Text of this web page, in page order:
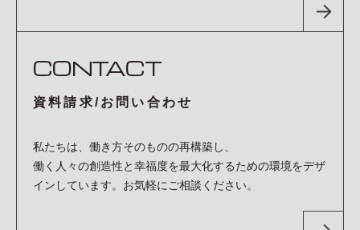
CONTACT
資料請求/お問い合わせ
私たちは、働き方そのものの再構築し、
働く人々の創造性と幸福度を最大化するための環境をデザ
インしています。お気軽にご相談ください。